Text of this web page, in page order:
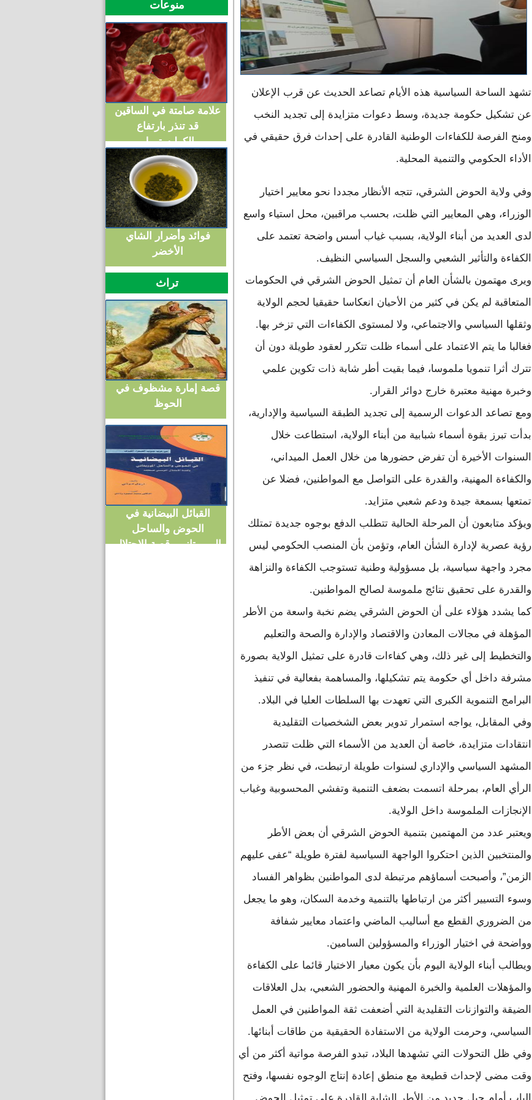
منوعات
علامة صامتة في الساقين
قد تنذر بارتفاع
الكوليسترول
فوائد وأضرار الشاي
الأخضر
تراث
قصة إمارة مشظوف في
الحوظ
القبائل البيضانية في
الحوض والساحل
الموريتاني وقصة الاحتلال
تشهد الساحة السياسية هذه الأيام تصاعد الحديث عن قرب الإعلان
عن تشكيل حكومة جديدة، وسط دعوات متزايدة إلى تجديد النخب
ومنح الفرصة للكفاءات الوطنية القادرة على إحداث فرق حقيقي في
الأداء الحكومي والتنمية المحلية.
وفي ولاية الحوض الشرقي، تتجه الأنظار مجددا نحو معايير اختيار
الوزراء، وهي المعايير التي ظلت، بحسب مراقبين، محل استياء واسع
لدى العديد من أبناء الولاية، بسبب غياب أسس واضحة تعتمد على
الكفاءة والتأثير الشعبي والسجل السياسي النظيف.
ويرى مهتمون بالشأن العام أن تمثيل الحوض الشرقي في الحكومات
المتعاقبة لم يكن في كثير من الأحيان انعكاسا حقيقيا لحجم الولاية
وثقلها السياسي والاجتماعي، ولا لمستوى الكفاءات التي تزخر بها.
فغالبا ما يتم الاعتماد على أسماء ظلت تتكرر لعقود طويلة دون أن
تترك أثرا تنمويا ملموسا، فيما بقيت أطر شابة ذات تكوين علمي
وخبرة مهنية معتبرة خارج دوائر القرار.
ومع تصاعد الدعوات الرسمية إلى تجديد الطبقة السياسية والإدارية،
بدأت تبرز بقوة أسماء شبابية من أبناء الولاية، استطاعت خلال
السنوات الأخيرة أن تفرض حضورها من خلال العمل الميداني،
والكفاءة المهنية، والقدرة على التواصل مع المواطنين، فضلا عن
تمتعها بسمعة جيدة ودعم شعبي متزايد.
ويؤكد متابعون أن المرحلة الحالية تتطلب الدفع بوجوه جديدة تمتلك
رؤية عصرية لإدارة الشأن العام، وتؤمن بأن المنصب الحكومي ليس
مجرد واجهة سياسية، بل مسؤولية وطنية تستوجب الكفاءة والنزاهة
والقدرة على تحقيق نتائج ملموسة لصالح المواطنين.
كما يشدد هؤلاء على أن الحوض الشرقي يضم نخبة واسعة من الأطر
المؤهلة في مجالات المعادن والاقتصاد والإدارة والصحة والتعليم
والتخطيط إلى غير ذلك، وهي كفاءات قادرة على تمثيل الولاية بصورة
مشرفة داخل أي حكومة يتم تشكيلها، والمساهمة بفعالية في تنفيذ
البرامج التنموية الكبرى التي تعهدت بها السلطات العليا في البلاد.
وفي المقابل، يواجه استمرار تدوير بعض الشخصيات التقليدية
انتقادات متزايدة، خاصة أن العديد من الأسماء التي ظلت تتصدر
المشهد السياسي والإداري لسنوات طويلة ارتبطت، في نظر جزء من
الرأي العام، بمرحلة اتسمت بضعف التنمية وتفشي المحسوبية وغياب
الإنجازات الملموسة داخل الولاية.
ويعتبر عدد من المهتمين بتنمية الحوض الشرقي أن بعض الأطر
والمنتخبين الذين احتكروا الواجهة السياسية لفترة طويلة “عفى عليهم
الزمن”، وأصبحت أسماؤهم مرتبطة لدى المواطنين بظواهر الفساد
وسوء التسيير أكثر من ارتباطها بالتنمية وخدمة السكان، وهو ما يجعل
من الضروري القطع مع أساليب الماضي واعتماد معايير شفافة
وواضحة في اختيار الوزراء والمسؤولين السامين.
ويطالب أبناء الولاية اليوم بأن يكون معيار الاختيار قائما على الكفاءة
والمؤهلات العلمية والخبرة المهنية والحضور الشعبي، بدل العلاقات
الضيقة والتوازنات التقليدية التي أضعفت ثقة المواطنين في العمل
السياسي، وحرمت الولاية من الاستفادة الحقيقية من طاقات أبنائها.
وفي ظل التحولات التي تشهدها البلاد، تبدو الفرصة مواتية أكثر من أي
وقت مضى لإحداث قطيعة مع منطق إعادة إنتاج الوجوه نفسها، وفتح